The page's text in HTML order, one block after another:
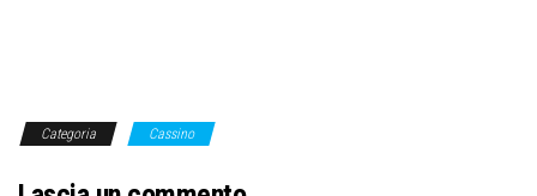
Categoria Cassino